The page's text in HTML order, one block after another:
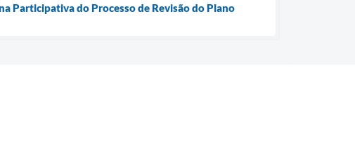
Participativa do Processo de Revisão do Plano